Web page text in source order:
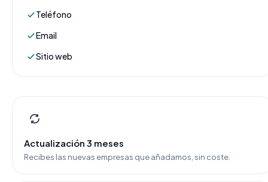
Teléfono
Email
Sitio web
Actualización 3 meses
Recibes las nuevas empresas que añadamos, sin coste.